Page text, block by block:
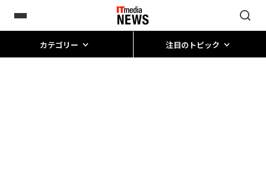
カテゴリー 注目のトピック